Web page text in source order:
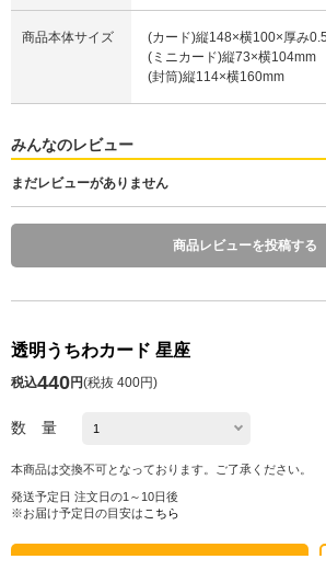
商品本体サイズ
(カード)縦148×横100×厚み
(ミニカード)縦73×横104mm
(封筒)縦114×横160mm
みんなのレビュー
まだレビューがありません
商品レビューを投稿する
透明うちわカード 星座
税込440円(税抜 400円)
数 量
本商品は交換不可となっております。ご了承ください。
発送予定日 注文日の1～10日後
※お届け予定日の目安は こちら